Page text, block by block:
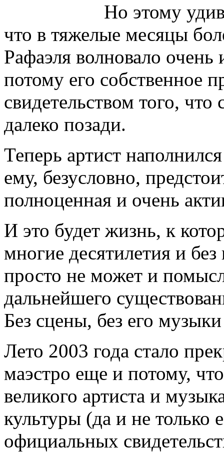
Но этому
что в тяжелые месяцы
Рафаэля волновало
потому его собственное
свидетельством того,
далеко позади.
Теперь артист
ему, безусловно,
полноценная и очень
И это будет жизнь, к
многие десятилетия и без
просто не может и
дальнейшего
Без сцены, без его
Лето 2003 года стало
маэстро еще и потому,
великого артиста и
культуры (да и не только
официальных